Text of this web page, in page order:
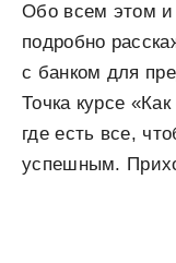
Обо всем этом и
подробно
с банком для
Точка курсе
где есть все,
успешным.